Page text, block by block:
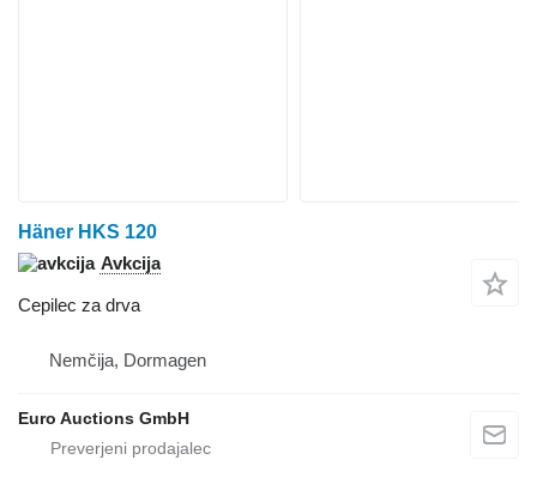
Häner HKS 120
Avkcija
Cepilec za drva
Nemčija, Dormagen
Euro Auctions GmbH